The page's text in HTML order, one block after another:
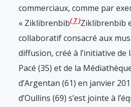
commerciaux, comme par
« Ziklibrenbib 7 Ziklibrenbib
collaboratif consacré aux
diffusion, créé à l’initiative de
Pacé (35) et de la
d’Argentan (61) en janvier
d’Oullins (69) s’est jointe à